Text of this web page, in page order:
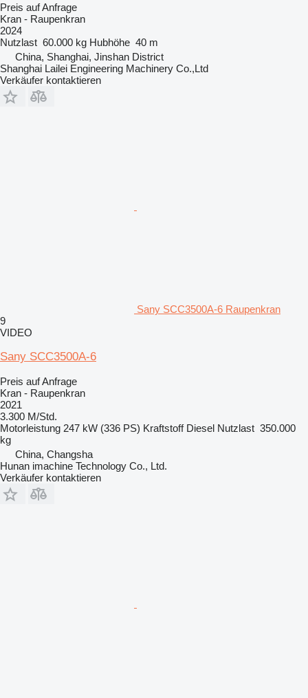
Preis auf Anfrage
Kran - Raupenkran
2024
Nutzlast 60.000 kg Hubhöhe 40 m
China, Shanghai, Jinshan District
Shanghai Lailei Engineering Machinery Co.,Ltd
Verkäufer kontaktieren
Sany SCC3500A-6 Raupenkran
9
VIDEO
Sany SCC3500A-6
Preis auf Anfrage
Kran - Raupenkran
2021
3.300 M/Std.
Motorleistung 247 kW (336 PS) Kraftstoff Diesel Nutzlast 350.000
kg
China, Changsha
Hunan imachine Technology Co., Ltd.
Verkäufer kontaktieren